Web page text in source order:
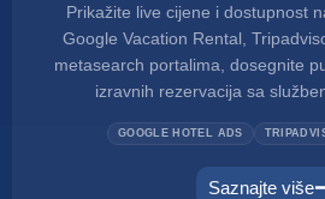
Prikažite live cijene i dostupnost
Google Vacation Rental,
metasearch portalima, dosegnite
izravnih rezervacija sa
GOOGLE HOTEL ADS
Saznajte više